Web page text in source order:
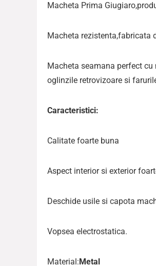
Macheta Prima
Macheta rezistenta,fabricata
Macheta seamana perfect
oglinzile retrovizoare si
Caracteristici:
Calitate foarte buna
Aspect interior si exterior
Deschide usile si capota
Vopsea electrostatica.
Material:Metal